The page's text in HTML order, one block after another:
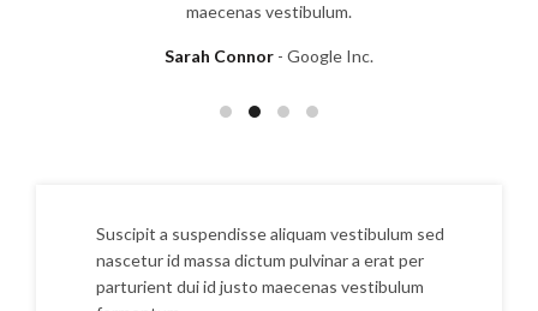
maecenas vestibulum.
Sarah Connor Google Inc.
Suscipit a suspendisse aliquam vestibulum sed
nascetur id massa dictum pulvinar a erat per
parturient dui id justo maecenas vestibulum